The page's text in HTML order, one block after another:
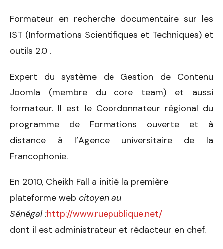
Formateur en recherche documentaire sur les
IST (Informations Scientifiques et Techniques) et
outils 2.0 .
Expert du système de Gestion de Contenu
Joomla (membre du core team) et aussi
formateur. Il est le Coordonnateur régional du
programme de Formations ouverte et à
distance à l’Agence universitaire de la
Francophonie.
En 2010, Cheikh Fall a initié la première
plateforme web citoyen au
Sénégal :http://www.ruepublique.net/
dont il est administrateur et rédacteur en chef.